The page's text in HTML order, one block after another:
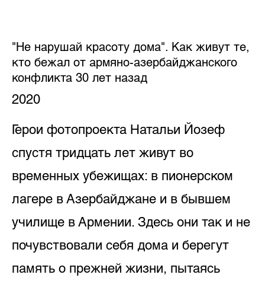
"Не нарушай красоту дома". Как живут те,
кто бежал от армяно-азербайджанского
конфликта 30 лет назад
2020
Герои фотопроекта Натальи Йозеф
спустя тридцать лет живут во
временных убежищах: в пионерском
лагере в Азербайджане и в бывшем
училище в Армении. Здесь они так и не
почувствовали себя дома и берегут
память о прежней жизни, пытаясь